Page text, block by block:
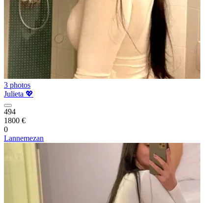
3 photos
Julieta 💖
494
1800 €
0
Lannemezan